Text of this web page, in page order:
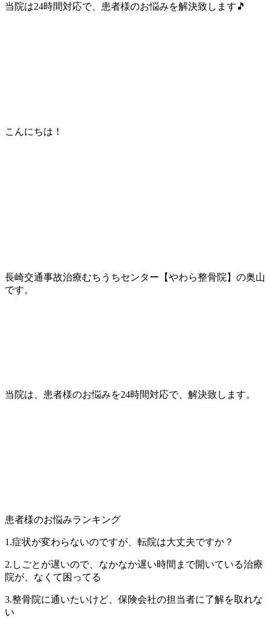
当院は24時間対応で、患者様のお悩みを解決致します🎵
こんにちは！
長崎交通事故治療むちうちセンター【やわら整骨院】の奥山
です。
当院は、患者様のお悩みを24時間対応で、解決致します。
患者様のお悩みランキング
1.症状が変わらないのですが、転院は大丈夫ですか？
2.しごとが遅いので、なかなか遅い時間まで開いている治療
院が、なくて困ってる
3.整骨院に通いたいけど、保険会社の担当者に了解を取れな
い